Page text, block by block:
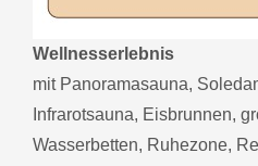
Wellnesserlebnis
mit Panoramasauna,
Infrarotsauna, Eisbrunnen,
Wasserbetten, Ruhezone,